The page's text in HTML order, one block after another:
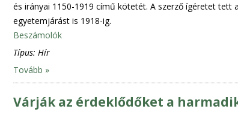
és irányai 1150-1919 című kötetét. A szerző ígéretet
egyetemjárást is 1918-ig.
Beszámolók
Típus: Hír
Tovább »
Várják az érdeklődőket a